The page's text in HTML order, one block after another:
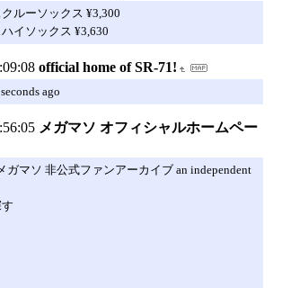
ルーソックス ¥3,300
イソックス ¥3,630
official home of SR-71!
ago
メガマソ オフィシャルホームペー
ガマソ 非公式ファンアーカイブ an independent